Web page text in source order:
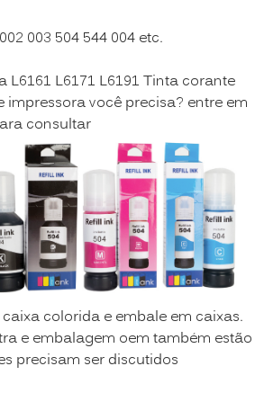
003 504 544 004 etc.
L6161 L6171 L6191 Tinta corante
impressora você precisa? entre em
consultar
colorida e embale em caixas.
e embalagem oem também estão
precisam ser discutidos